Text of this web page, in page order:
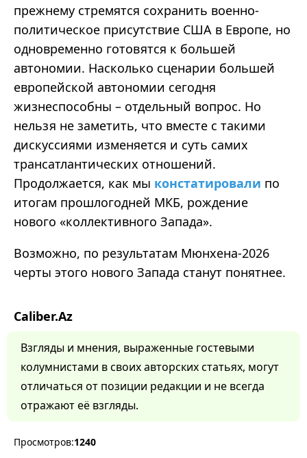
прежнему стремятся сохранить военно-
политическое присутствие США в Европе, но
одновременно готовятся к большей
автономии. Насколько сценарии большей
европейской автономии сегодня
жизнеспособны – отдельный вопрос. Но
нельзя не заметить, что вместе с такими
дискуссиями изменяется и суть самих
трансатлантических отношений.
Продолжается, как мы констатировали по
итогам прошлогодней МКБ, рождение
нового «коллективного Запада».
Возможно, по результатам Мюнхена-2026
черты этого нового Запада станут понятнее.
Caliber.Az
Взгляды и мнения, выраженные гостевыми
колумнистами в своих авторских статьях, могут
отличаться от позиции редакции и не всегда
отражают её взгляды.
Просмотров:1240